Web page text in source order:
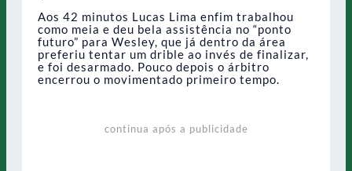
Aos 42 minutos Lucas Lima enfim trabalhou
como meia e deu bela assistência no “ponto
futuro” para Wesley, que já dentro da área
preferiu tentar um drible ao invés de finalizar,
e foi desarmado. Pouco depois o árbitro
encerrou o movimentado primeiro tempo.
continua após a publicidade